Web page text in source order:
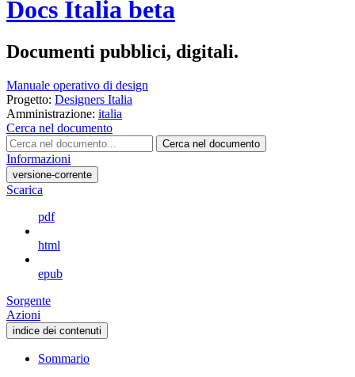
Docs Italia beta
Documenti pubblici, digitali.
Manuale operativo di design
Progetto: Designers Italia
Amministrazione: italia
Cerca nel documento
Cerca nel documento
Informazioni
versione-corrente
Scarica
pdf
html
epub
Sorgente
Azioni
indice dei contenuti
Sommario